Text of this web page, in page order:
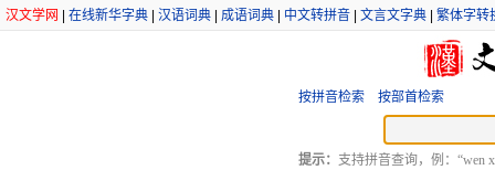
汉文学网 在线新华字典 汉语词典 成语词典 中文转拼音 文言文字典 繁体字转
按拼音检索 按部首检索
提示： 支持拼音查询，例：“wen